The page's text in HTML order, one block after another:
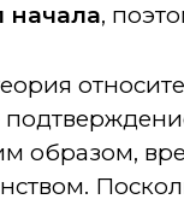
начала,
образом,